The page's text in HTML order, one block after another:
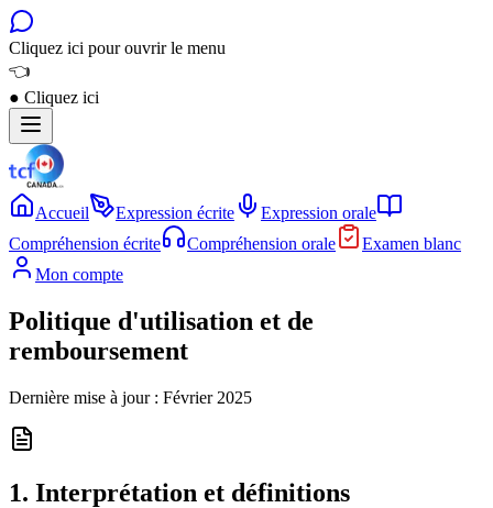
Cliquez ici pour ouvrir le menu
👈
● Cliquez ici
Accueil Expression écrite
Expression orale
Compréhension écrite
Compréhension orale
Examen blanc
Mon compte
Politique d'utilisation et de
remboursement
Dernière mise à jour : Février 2025
1. Interprétation et définitions